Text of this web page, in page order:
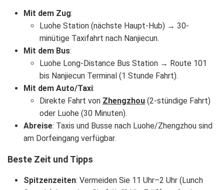
Mit dem Zug:
Luohe Station (nächste Haupt-Hub) → 30-
minütige Taxifahrt nach Nanjiecun.
Mit dem Bus:
Luohe Long-Distance Bus Station → Route 101
bis Nanjiecun Terminal (1 Stunde Fahrt).
Mit dem Auto/Taxi:
Direkte Fahrt von Zhengzhou (2-stündige Fahrt)
oder Luohe (30 Minuten).
Abreise: Taxis und Busse nach Luohe/Zhengzhou sind
am Dorfeingang verfügbar.
Beste Zeit und Tipps
Spitzenzeiten: Vermeiden Sie 11 Uhr–2 Uhr (Lunch